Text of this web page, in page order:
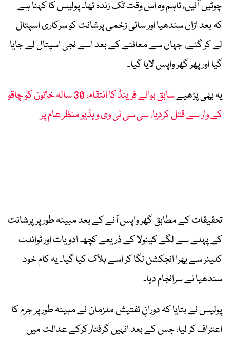
چوٹیں آئیں، تاہم وہ اس وقت تک زندہ تھا۔ پولیس کا کہنا ہے
کہ بعد ازاں سندھیا اور سائی زخمی پرشانت کو سرکاری اسپتال
لے کر گئے، جہاں سے معائنے کے بعد اسے نجی اسپتال لے جایا
گیا اور پھر گھر واپس لایا گیا۔
یہ بھی پڑھیے
سابق بوائے فرینڈ کا انتقام، 30 سالہ خاتون کو چاقو
کے وار سے قتل کردیا، سی سی ٹی وی ویڈیو منظر عام پر
تحقیقات کے مطابق گھر واپس آنے کے بعد مبینہ طور پر پرشانت
کے پہلے سے لگے کینولا کے ذریعے کچھ ادویات اور ٹوائلٹ
کلینر سے بھرا انجکشن لگا کر اسے ہلاک کیا گیا۔ یہ کام خود
سندھیا نے سرانجام دیا۔
پولیس نے بتایا کہ دورانِ تفتیش ملزمان نے مبینہ طور پر جرم کا
اعتراف کر لیا، جس کے بعد انہیں گرفتار کرکے عدالت میں